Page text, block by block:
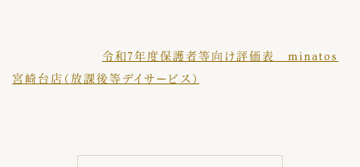
令和7年度保護者等向け評価表 minatos
宮崎台店（放課後等デイサービス）